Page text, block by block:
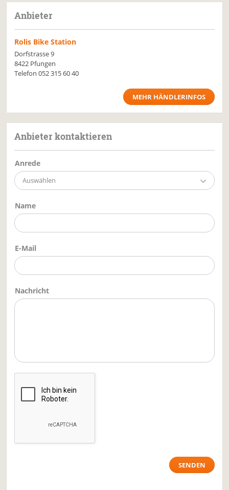
Anbieter
Rolis Bike Station
Dorfstrasse 9
8422 Pfungen
Telefon052 315 60 40
MEHR HÄNDLERINFOS
Anbieter kontaktieren
Anrede
Auswählen
Name
E-Mail
Nachricht